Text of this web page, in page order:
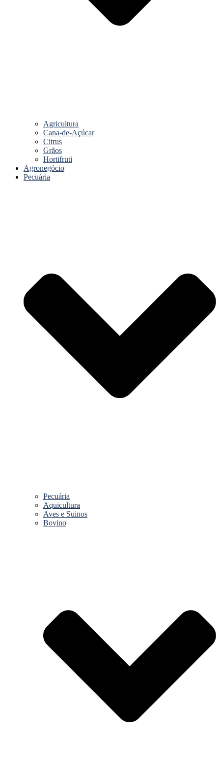
Agricultura
Cana-de-Açúcar
Citrus
Grãos
Hortifruti
Agronegócio
Pecuária
Pecuária
Aquicultura
Aves e Suinos
Bovino